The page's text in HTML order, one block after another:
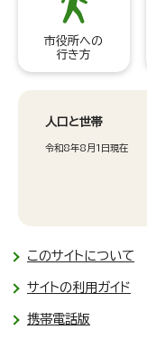
市役所への
行き方
人口と世帯
令和8年8月1日現在
このサイトについて
サイトの利用ガイド
携帯電話版